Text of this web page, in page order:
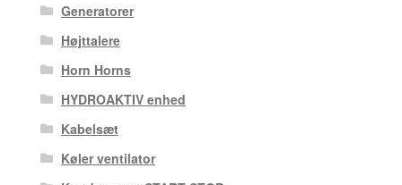
Generatorer
Højttalere
Horn Horns
HYDROAKTIV enhed
Kabelsæt
Køler ventilator